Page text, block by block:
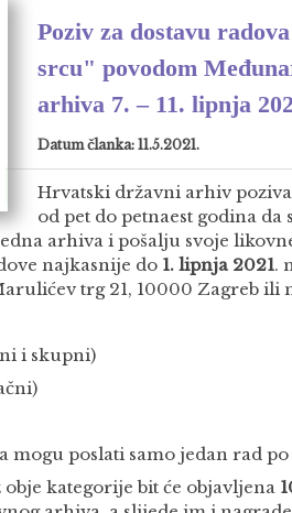
Poziv za dostavu
srcu" povodom
arhiva 7. – 11. lipnja
Datum članka: 11.5.2021.
Hrvatski državni arhiv
od pet do petnaest godina
arhiva i pošalju svoje
najkasnije do 1. lipnja 2021.
trg 21, 10000 Zagreb ili
i skupni)
mogu poslati samo jedan rad
kategorije bit će objavljena